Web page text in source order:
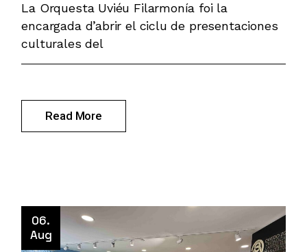
La Orquesta Uviéu Filarmonía foi la
encargada d’abrir el ciclu de presentaciones
culturales del
Read More
06.
Aug